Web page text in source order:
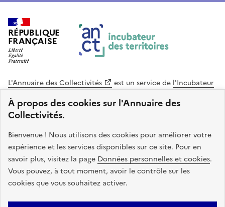
À propos des cookies sur l'Annuaire des
Collectivités.
Bienvenue ! Nous utilisons des cookies pour améliorer votre
expérience et les services disponibles sur ce site. Pour en
savoir plus, visitez la page Données personnelles et cookies.
Vous pouvez, à tout moment, avoir le contrôle sur les
cookies que vous souhaitez activer.
RÉPUBLIQUE
FRANÇAISE
L'Annuaire des Collectivités est un service de l'Incubateur
Cohésion des Territoires
. Le code source de ce site web
est disponible en licence libre. Le design de ce site est conçu
avec le système de design de l’État.
legifrance.gouv.fr
info.gouv.fr
service-public.gouv.fr
data.gouv.fr
Plan du site Accessibilite : non conforme Mentions légales